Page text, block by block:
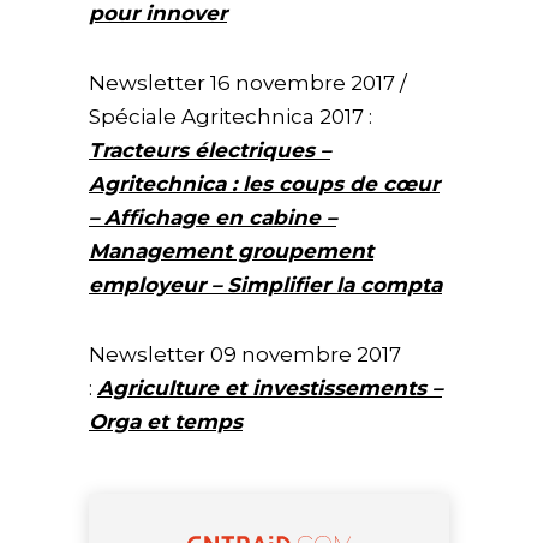
pour innover
Newsletter 16 novembre 2017 /
Spéciale Agritechnica 2017 :
Tracteurs électriques –
Agritechnica : les coups de cœur
– Affichage en cabine –
Management groupement
employeur – Simplifier la compta
Newsletter 09 novembre 2017
: Agriculture et investissements –
Orga et temps